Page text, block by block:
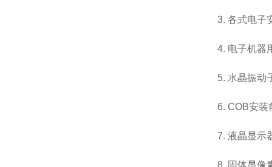
3. 各式电子
4. 电子机器
5. 水晶振动
6. COB安装
7. 液晶显示
8. 固体显像